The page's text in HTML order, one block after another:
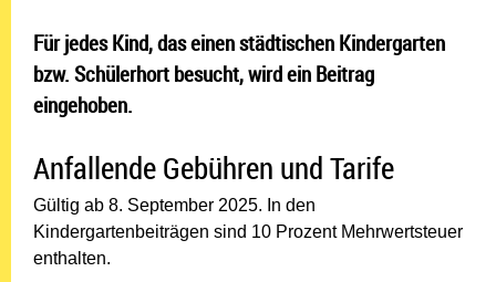
Für jedes Kind, das einen städtischen Kindergarten
bzw. Schülerhort besucht, wird ein Beitrag
eingehoben.
Anfallende Gebühren und Tarife
Gültig ab 8. September 2025. In den
Kindergartenbeiträgen sind 10 Prozent Mehrwertsteuer
enthalten.